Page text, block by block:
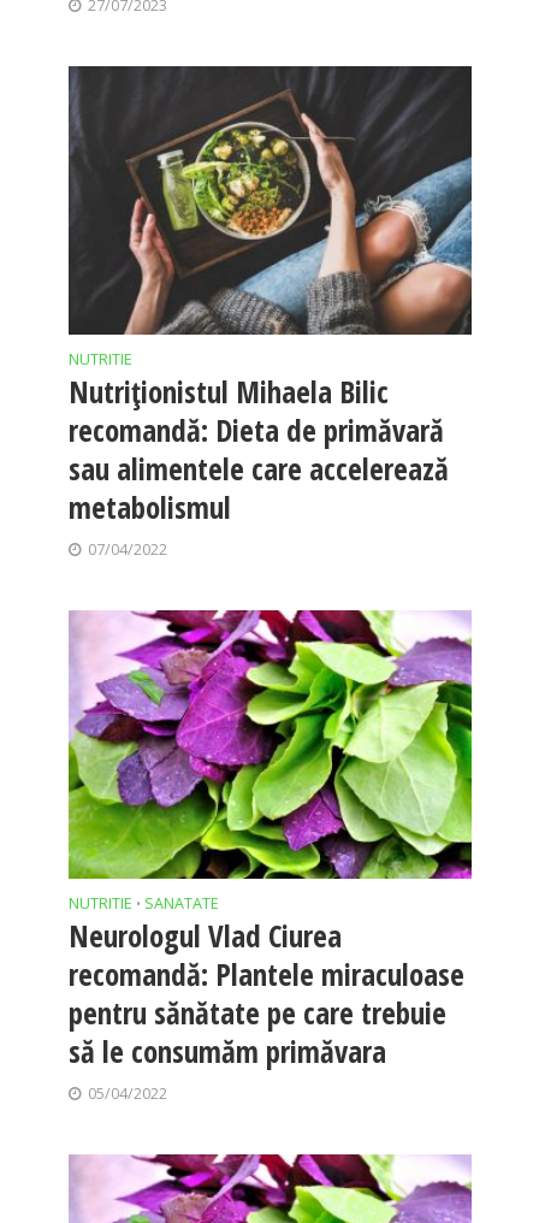
27/07/2023
NUTRITIE
Nutriționistul Mihaela Bilic
recomandă: Dieta de primăvară
sau alimentele care accelerează
metabolismul
07/04/2022
NUTRITIE • SANATATE
Neurologul Vlad Ciurea
recomandă: Plantele miraculoase
pentru sănătate pe care trebuie
să le consumăm primăvara
05/04/2022